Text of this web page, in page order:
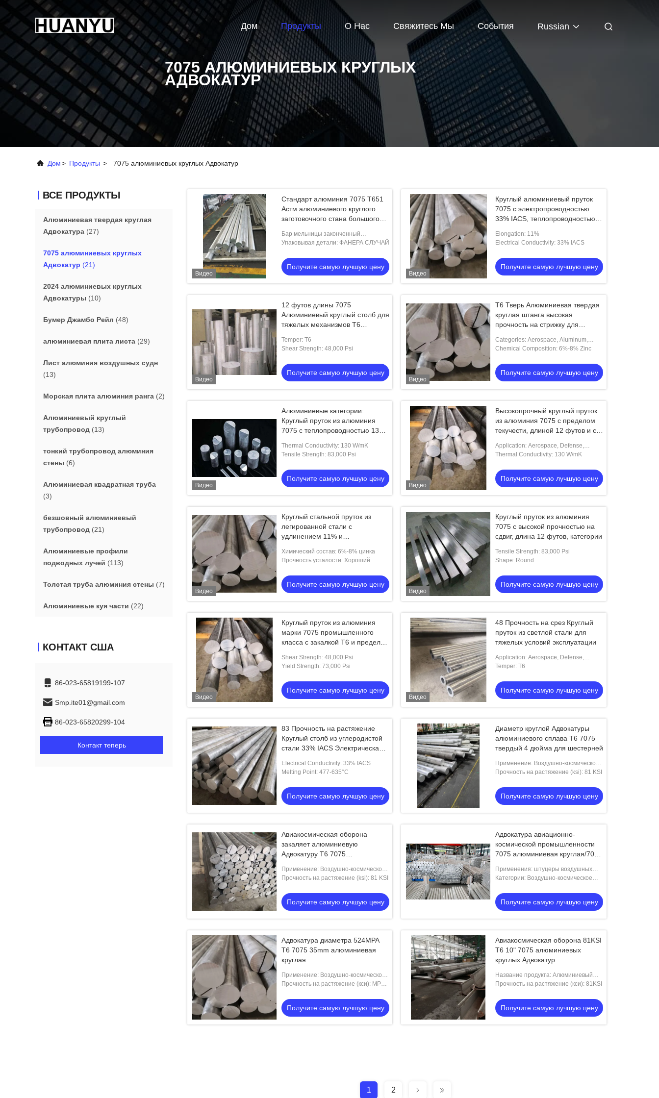
Дом Продукты О Нас Свяжитесь Мы События Russian
7075 АЛЮМИНИЕВЫХ КРУГЛЫХ
АДВОКАТУР
Дом> Продукты > 7075 алюминиевых круглых Адвокатур
ВСЕ ПРОДУКТЫ
Алюминиевая твердая круглая
Адвокатура (27)
7075 алюминиевых круглых
Адвокатур (21)
2024 алюминиевых круглых
Адвокатуры (10)
Бумер Джамбо Рейл (48)
алюминиевая плита листа (29)
Лист алюминия воздушных судн
(13)
Морская плита алюминия ранга (2)
Алюминиевый круглый
трубопровод (13)
тонкий трубопровод алюминия
стены (6)
Алюминиевая квадратная труба
(3)
безшовный алюминиевый
трубопровод (21)
Алюминиевые профили
подводных лучей (113)
Толстая труба алюминия стены (7)
Алюминиевые куя части (22)
КОНТАКТ США
86-023-65819199-107
Smp.ite01@gmail.com
86-023-65820299-104
Контакт теперь
Видео
Стандарт алюминия 7075 Т651
Астм алюминиевого круглого
заготовочного стана большого
Бар мельницы законченный
алюминиевый: мельница большого
стандарта 7075 астм алюминиевый
круглый используемый в
Упаковывая детали: ФАНЕРА СЛУЧАЙ
Получите самую лучшую цену
Видео
Круглый алюминиевый пруток
7075 с электропроводностью
33% IACS, теплопроводностью
удлинением 11%
Elongation: 11%
Electrical Conductivity: 33% IACS
Получите самую лучшую цену
Видео
12 футов длины 7075
Алюминиевый круглый столб для
тяжелых механизмов T6
Temper: T6
Shear Strength: 48,000 Psi
Получите самую лучшую цену
Видео
T6 Тверь Алюминиевая твердая
круглая штанга высокая
прочность на стрижку для
Categories: Aerospace, Aluminum,
Defense, Round Bar.
Chemical Composition: 6%-8% Zinc
Получите самую лучшую цену
Видео
Алюминиевые категории:
Круглый пруток из алюминия
7075 с теплопроводностью 130
отделкой Mill Finish
Thermal Conductivity: 130 W/mK
Tensile Strength: 83,000 Psi
Получите самую лучшую цену
Видео
Высокопрочный круглый пруток
из алюминия 7075 с пределом
текучести, длиной 12 футов и с
Application: Aerospace, Defense,
Shafts, Gears
Thermal Conductivity: 130 W/mK
Получите самую лучшую цену
Видео
Круглый стальной пруток из
легированной стали с
удлинением 11% и
635°C для тяжелых условий
эксплуатации и больших
нагрузок
Химический состав: 6%-8% цинка
Прочность усталости: Хороший
Получите самую лучшую цену
Видео
Круглый пруток из алюминия
7075 с высокой прочностью на
сдвиг, длина 12 футов, категории
Tensile Strength: 83,000 Psi
Shape: Round
Получите самую лучшую цену
Видео
Круглый пруток из алюминия
марки 7075 промышленного
класса с закалкой T6 и пределом
квадратный дюйм
Shear Strength: 48,000 Psi
Yield Strength: 73,000 Psi
Получите самую лучшую цену
Видео
48 Прочность на срез Круглый
пруток из светлой стали для
тяжелых условий эксплуатации
Application: Aerospace, Defense,
Shafts, Gears
Temper: T6
Получите самую лучшую цену
83 Прочность на растяжение
Круглый столб из углеродистой
стали 33% IACS Электрическая
промышленности и приложений
Electrical Conductivity: 33% IACS
Melting Point: 477-635°C
Получите самую лучшую цену
Диаметр круглой Адвокатуры
алюминиевого сплава T6 7075
твердый 4 дюйма для шестерней
Применение: Воздушно-космическое
пространство, оборона, валы,
Прочность на растяжение (ksi): 81 KSI
Получите самую лучшую цену
Авиакосмическая оборона
закаляет алюминиевую
Адвокатуру T6 7075
Применение: Воздушно-космическое
пространство, оборона, валы,
Прочность на растяжение (ksi): 81 KSI
Получите самую лучшую цену
Адвокатура авиационно-
космической промышленности
7075 алюминиевая круглая/7075
хорошее управление коррозии
под напряжением
Применения: штуцеры воздушных
судн, шестерни, валы, части
клапаны, ключи, воздушны
Категории: Воздушно-космическое
круглая Адвокатура.
Получите самую лучшую цену
Адвокатура диаметра 524MPA
T6 7075 35mm алюминиевая
круглая
Применение: Воздушно-космическое
пространство, оборона, валы,
Прочность на растяжение (кси): MPa
Получите самую лучшую цену
Авиакосмическая оборона 81KSI
T6 10" 7075 алюминиевых
круглых Адвокатур
Название продукта: Алюминиевый
диаметр круглой Адвокатуры 7075 10
Прочность на растяжение (кси): 81KSI
Получите самую лучшую цену
1 2